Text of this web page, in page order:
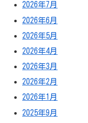
2026年7月
2026年6月
2026年5月
2026年4月
2026年3月
2026年2月
2026年1月
2025年9月